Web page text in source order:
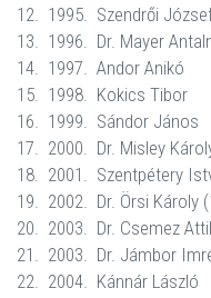
12. 1995. Szendrői
13. 1996. Dr. Mayer
14. 1997. Andor Anikó
15. 1998. Kokics Tibor
16. 1999. Sándor János
17. 2000. Dr. Misley
18. 2001. Szentpétery
19. 2002. Dr. Örsi Károly
20. 2003. Dr. Csemez
21. 2003. Dr. Jámbor
22. 2004. Kánnár László